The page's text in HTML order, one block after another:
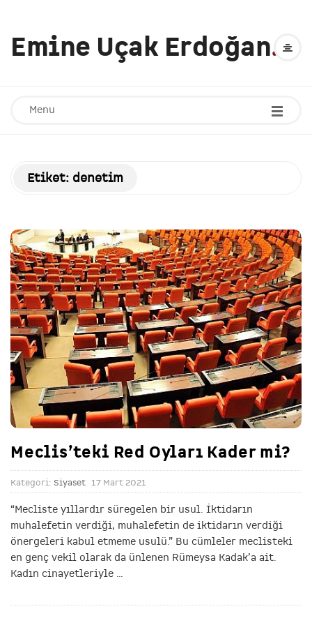
Emine Uçak Erdoğan.
Menu
Etiket: denetim
Meclis’teki Red Oyları Kader mi?
Kategori: Siyaset 17 Mart 2021
“Mecliste yıllardır süregelen bir usul. İktidarın
muhalefetin verdiği, muhalefetin de iktidarın verdiği
önergeleri kabul etmeme usulü.” Bu cümleler meclisteki
en genç vekil olarak da ünlenen Rümeysa Kadak’a ait.
Kadın cinayetleriyle